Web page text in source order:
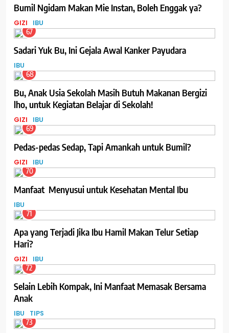
Bumil Ngidam Makan Mie Instan, Boleh Enggak ya?
GIZI IBU
67
Sadari Yuk Bu, Ini Gejala Awal Kanker Payudara
IBU
68
Bu, Anak Usia Sekolah Masih Butuh Makanan Bergizi
lho, untuk Kegiatan Belajar di Sekolah!
GIZI IBU
69
Pedas-pedas Sedap, Tapi Amankah untuk Bumil?
GIZI IBU
70
Manfaat Menyusui untuk Kesehatan Mental Ibu
IBU
71
Apa yang Terjadi Jika Ibu Hamil Makan Telur Setiap
Hari?
GIZI IBU
72
Selain Lebih Kompak, Ini Manfaat Memasak Bersama
Anak
IBU TIPS
73